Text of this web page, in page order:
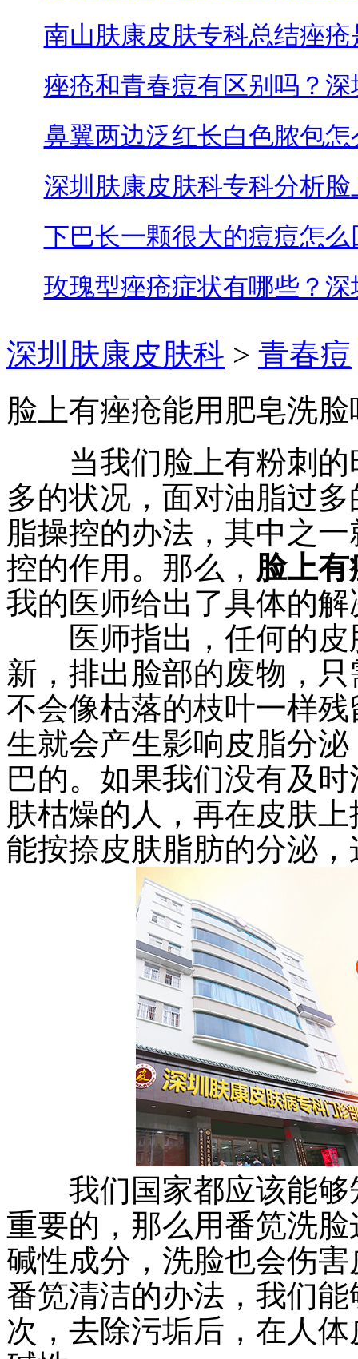
南山肤康皮肤专科总结痤疮
痤疮和青春痘有区别吗？深
鼻翼两边泛红长白色脓包怎
深圳肤康皮肤科专科分析脸
下巴长一颗很大的痘痘怎么
玫瑰型痤疮症状有哪些？深
深圳肤康皮肤科 > 青春痘
脸上有痤疮能用肥皂洗脸
当我们脸上有粉刺的
多的状况，面对油脂过
脂操控的办法，其中之
控的作用。那么， 脸上
我的医师给出了具体的
医师指出，任何的皮
新，排出脸部的废物，
不会像枯落的枝叶一样
生就会产生影响皮脂分
巴的。如果我们没有及
肤枯燥的人，再在皮肤
能按捺皮肤脂肪的分泌
我们国家都应该能够
重要的，那么用番笕洗
碱性成分，洗脸也会伤
番笕清洁的办法，我们
次，去除污垢后，在人